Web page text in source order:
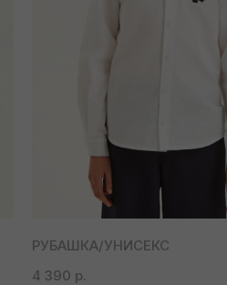
РУБАШКА/УНИСЕКС
4 390 р.